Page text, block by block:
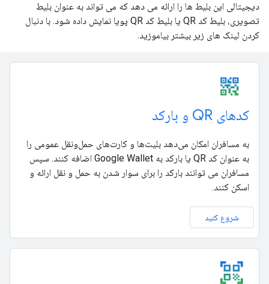
دیجیتالی این بلیط ها را ارائه می دهد که می تواند به عنوان بلیط
تصویری، بلیط کد QR یا بلیط کد QR پویا نمایش داده شود. با دنبال
کردن لینک های زیر بیشتر بیاموزید.
کدهای QR و بارکد
به مسافران امکان می‌دهد بلیت‌ها و کارت‌های حمل‌ونقل عمومی را
به عنوان کد QR یا بارکد به Google Wallet اضافه کنند. سپس
مسافران می توانند بارکد را برای سوار شدن به حمل و نقل ارائه و
اسکن کنند.
شروع کنید